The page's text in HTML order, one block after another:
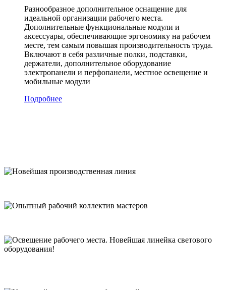
Разнообразное дополнительное оснащение для
идеальной организации рабочего места.
Дополнительные функциональные модули и
аксессуары, обеспечивающие эргономику на рабочем
месте, тем самым повышая производительность труда.
Включают в себя различные полки, подставки,
держатели, дополнительное оборудование
электропанели и перфопанели, местное освещение и
мобильные модули
Подробнее